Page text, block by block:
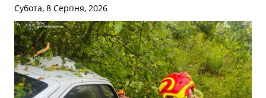
Субота, 8 Серпня, 2026